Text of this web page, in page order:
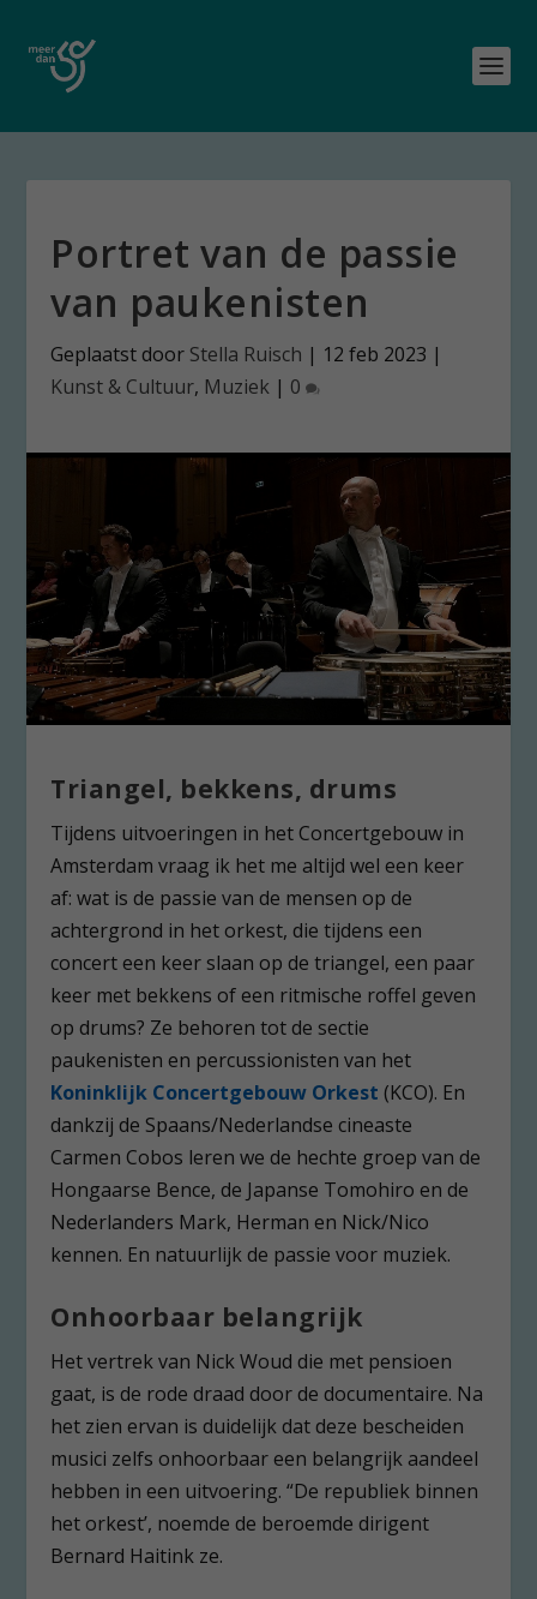
Portret van de passie
van paukenisten
Geplaatst door Stella Ruisch | 12 feb 2023 |
Kunst & Cultuur, Muziek | 0
Triangel, bekkens, drums
Tijdens uitvoeringen in het Concertgebouw in
Amsterdam vraag ik het me altijd wel een keer
af: wat is de passie van de mensen op de
achtergrond in het orkest, die tijdens een
concert een keer slaan op de triangel, een paar
keer met bekkens of een ritmische roffel geven
op drums? Ze behoren tot de sectie
paukenisten en percussionisten van het
Koninklijk Concertgebouw Orkest (KCO). En
dankzij de Spaans/Nederlandse cineaste
Carmen Cobos leren we de hechte groep van de
Hongaarse Bence, de Japanse Tomohiro en de
Nederlanders Mark, Herman en Nick/Nico
kennen. En natuurlijk de passie voor muziek.
Onhoorbaar belangrijk
Het vertrek van Nick Woud die met pensioen
gaat, is de rode draad door de documentaire. Na
het zien ervan is duidelijk dat deze bescheiden
musici zelfs onhoorbaar een belangrijk aandeel
hebben in een uitvoering. “De republiek binnen
het orkest’, noemde de beroemde dirigent
Bernard Haitink ze.